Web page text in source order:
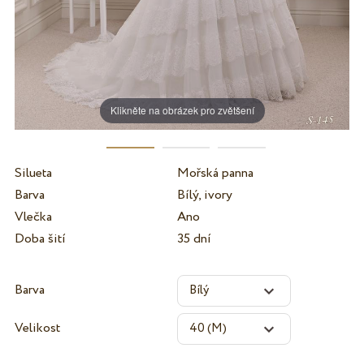
Klikněte na obrázek pro zvětšení
Silueta
Mořská panna
Barva
Bílý, ivory
Vlečka
Ano
Doba šití
35 dní
Barva
Velikost